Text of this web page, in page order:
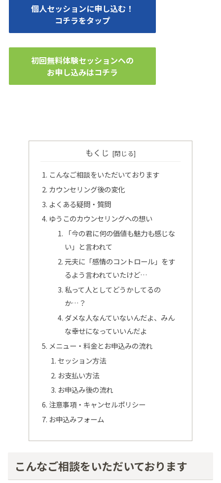
個人セッションに申し込む！
コチラをタップ
初回無料体験セッションへの
お申し込みはコチラ
もくじ
こんなご相談をいただいております
カウンセリング後の変化
よくある疑問・質問
ゆうこのカウンセリングへの想い
「今の君に何の価値も魅力も感じな
い」と言われて
元夫に「感情のコントロール」をす
るよう言われていたけど…
私って人としてどうかしてるの
か…？
ダメな人なんていないんだよ、みん
な幸せになっていいんだよ
メニュー・料金とお申込みの流れ
セッション方法
お支払い方法
お申込み後の流れ
注意事項・キャンセルポリシー
お申込みフォーム
こんなご相談をいただいております